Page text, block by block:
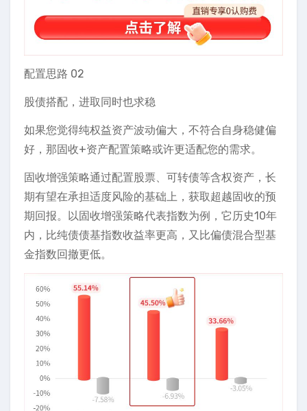
配置思路 02
股债搭配，进取同时也求稳
如果您觉得纯权益资产波动偏大，不符合自身稳健偏
好，那固收+资产配置策略或许更适配您的需求。
固收增强策略通过配置股票、可转债等含权资产，长
期有望在承担适度风险的基础上，获取超越固收的预
期回报。以固收增强策略代表指数为例，它历史10年
内，比纯债债基指数收益率更高，又比偏债混合型基
金指数回撤更低。